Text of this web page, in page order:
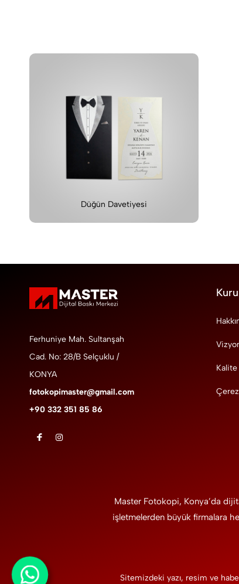
Düğün Davetiyesi
Ferhuniye Mah. Sultanşah
Cad. No: 28/B Selçuklu /
KONYA
fotokopimaster@gmail.com
+90 332 351 85 86
Kalite
Master Fotokopi, Konya’da
işletmelerden büyük firmalara
Sitemizdeki yazı, resim ve